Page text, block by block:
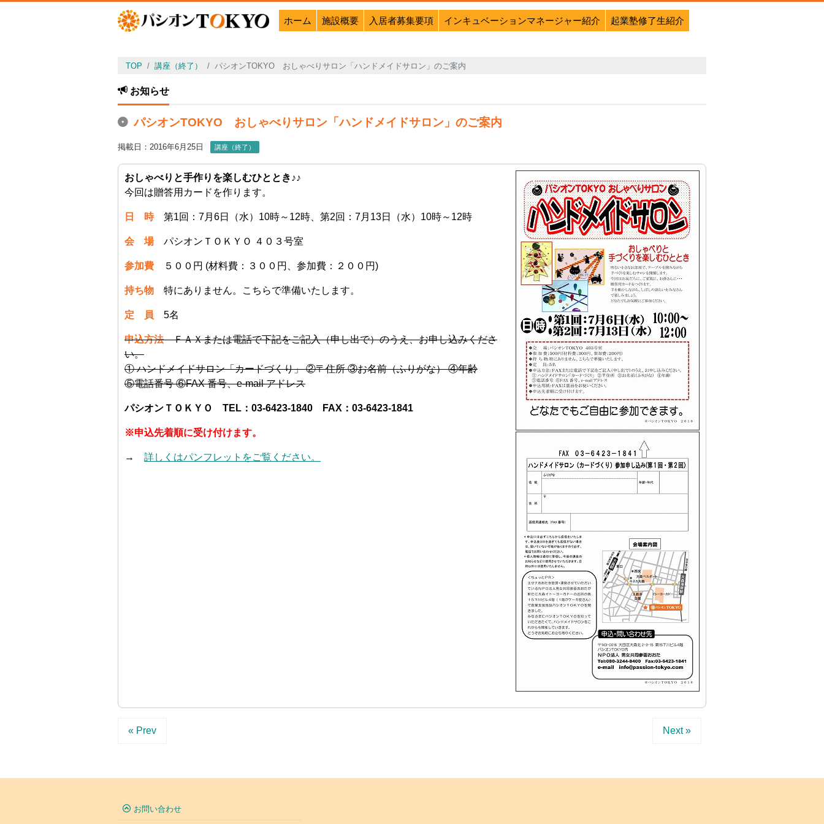
ホーム 施設概要 入居者募集要項 インキュベーションマネージャー紹介 起業塾修了生紹介
TOP 講座（終了） パシオンTOKYO おしゃべりサロン「ハンドメイドサロン」のご案内
お知らせ
パシオンTOKYO おしゃべりサロン「ハンドメイドサロン」のご案内
掲載日：2016年6月25日 講座（終了）
おしゃべりと手作りを楽しむひととき♪♪
今回は贈答用カードを作ります。
日 時第1回：7月6日（水）10時～12時、第2回：7月13日（水）10時～12時
会 場パシオンＴＯＫＹＯ ４０３号室
参加費 ５００円 (材料費：３００円、参加費：２００円)
持ち物 特にありません。こちらで準備いたします。
定 員 5名
申込方法ＦＡＸまたは電話で下記をご記入（申し出で）のうえ、お申し込みくださ
い。
① ハンドメイドサロン「カードづくり」 ②〒住所 ③お名前（ふりがな） ④年齢
⑤電話番号 ⑥FAX 番号、e-mail アドレス
パシオンＴＯＫＹＯ TEL：03-6423-1840 FAX：03-6423-1841
※申込先着順に受け付けます。
→ 詳しくはパンフレットをご覧ください。
« Prev Next »
お問い合わせ